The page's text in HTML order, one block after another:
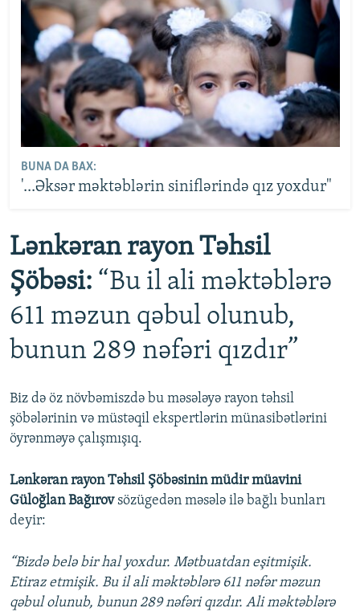
BUNA DA BAX:
'...Əksər məktəblərin siniflərində qız yoxdur"
​Lənkəran rayon Təhsil
Şöbəsi: “Bu il ali məktəblərə
611 məzun qəbul olunub,
bunun 289 nəfəri qızdır”
Biz də öz növbəmiszdə bu məsələyə rayon təhsil
şöbələrinin və müstəqil ekspertlərin münasibətlərini
öyrənməyə çalışmışıq.
Lənkəran rayon Təhsil Şöbəsinin müdir müavini
Güloğlan Bağırov sözügedən məsələ ilə bağlı bunları
deyir:
“Bizdə belə bir hal yoxdur. Mətbuatdan eşitmişik.
Etiraz etmişik. Bu il ali məktəblərə 611 nəfər məzun
qəbul olunub, bunun 289 nəfəri qızdır. Ali məktəblərə